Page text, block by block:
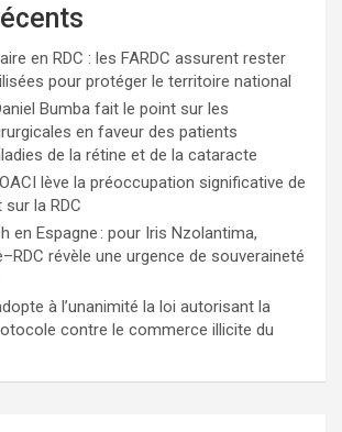
en RDC : les FARDC assurent rester
pour protéger le territoire national
Bumba fait le point sur les
en faveur des patients
de la rétine et de la cataracte
lève la préoccupation significative de
la RDC
en Espagne : pour Iris Nzolantima,
révèle une urgence de souveraineté
à l’unanimité la loi autorisant la
contre le commerce illicite du